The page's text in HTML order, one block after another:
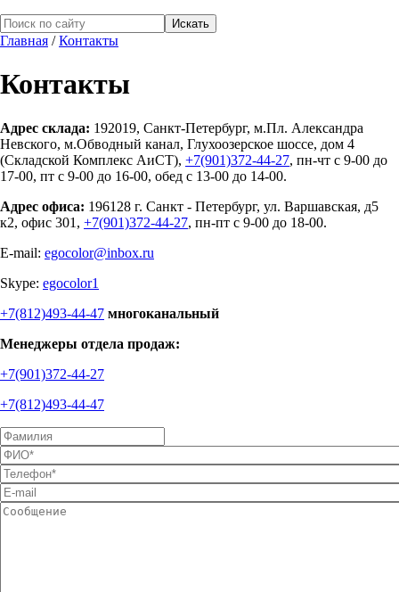
Главная /Контакты
Контакты
Адрес склада: 192019, Санкт-Петербург, м.Пл. Александра
Невского, м.Обводный канал, Глухоозерское шоссе, дом 4
(Складской Комплекс АиСТ), +7(901)372-44-27, пн-чт с 9-00 до
17-00, пт с 9-00 до 16-00, обед с 13-00 до 14-00.
Адрес офиса: 196128 г. Санкт - Петербург, ул. Варшавская, д5
к2, офис 301, +7(901)372-44-27, пн-пт с 9-00 до 18-00.
E-mail: egocolor@inbox.ru
Skype: egocolor1
+7(812)493-44-47 многоканальный
Менеджеры отдела продаж:
+7(901)372-44-27
+7(812)493-44-47